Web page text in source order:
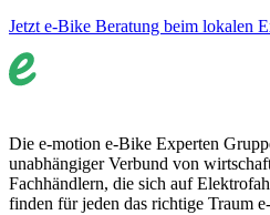
Jetzt e-Bike Beratung beim lokalen
Die e-motion e-Bike Experten
unabhängiger Verbund von
Fachhändlern, die sich auf
finden für jeden das richtige Traum